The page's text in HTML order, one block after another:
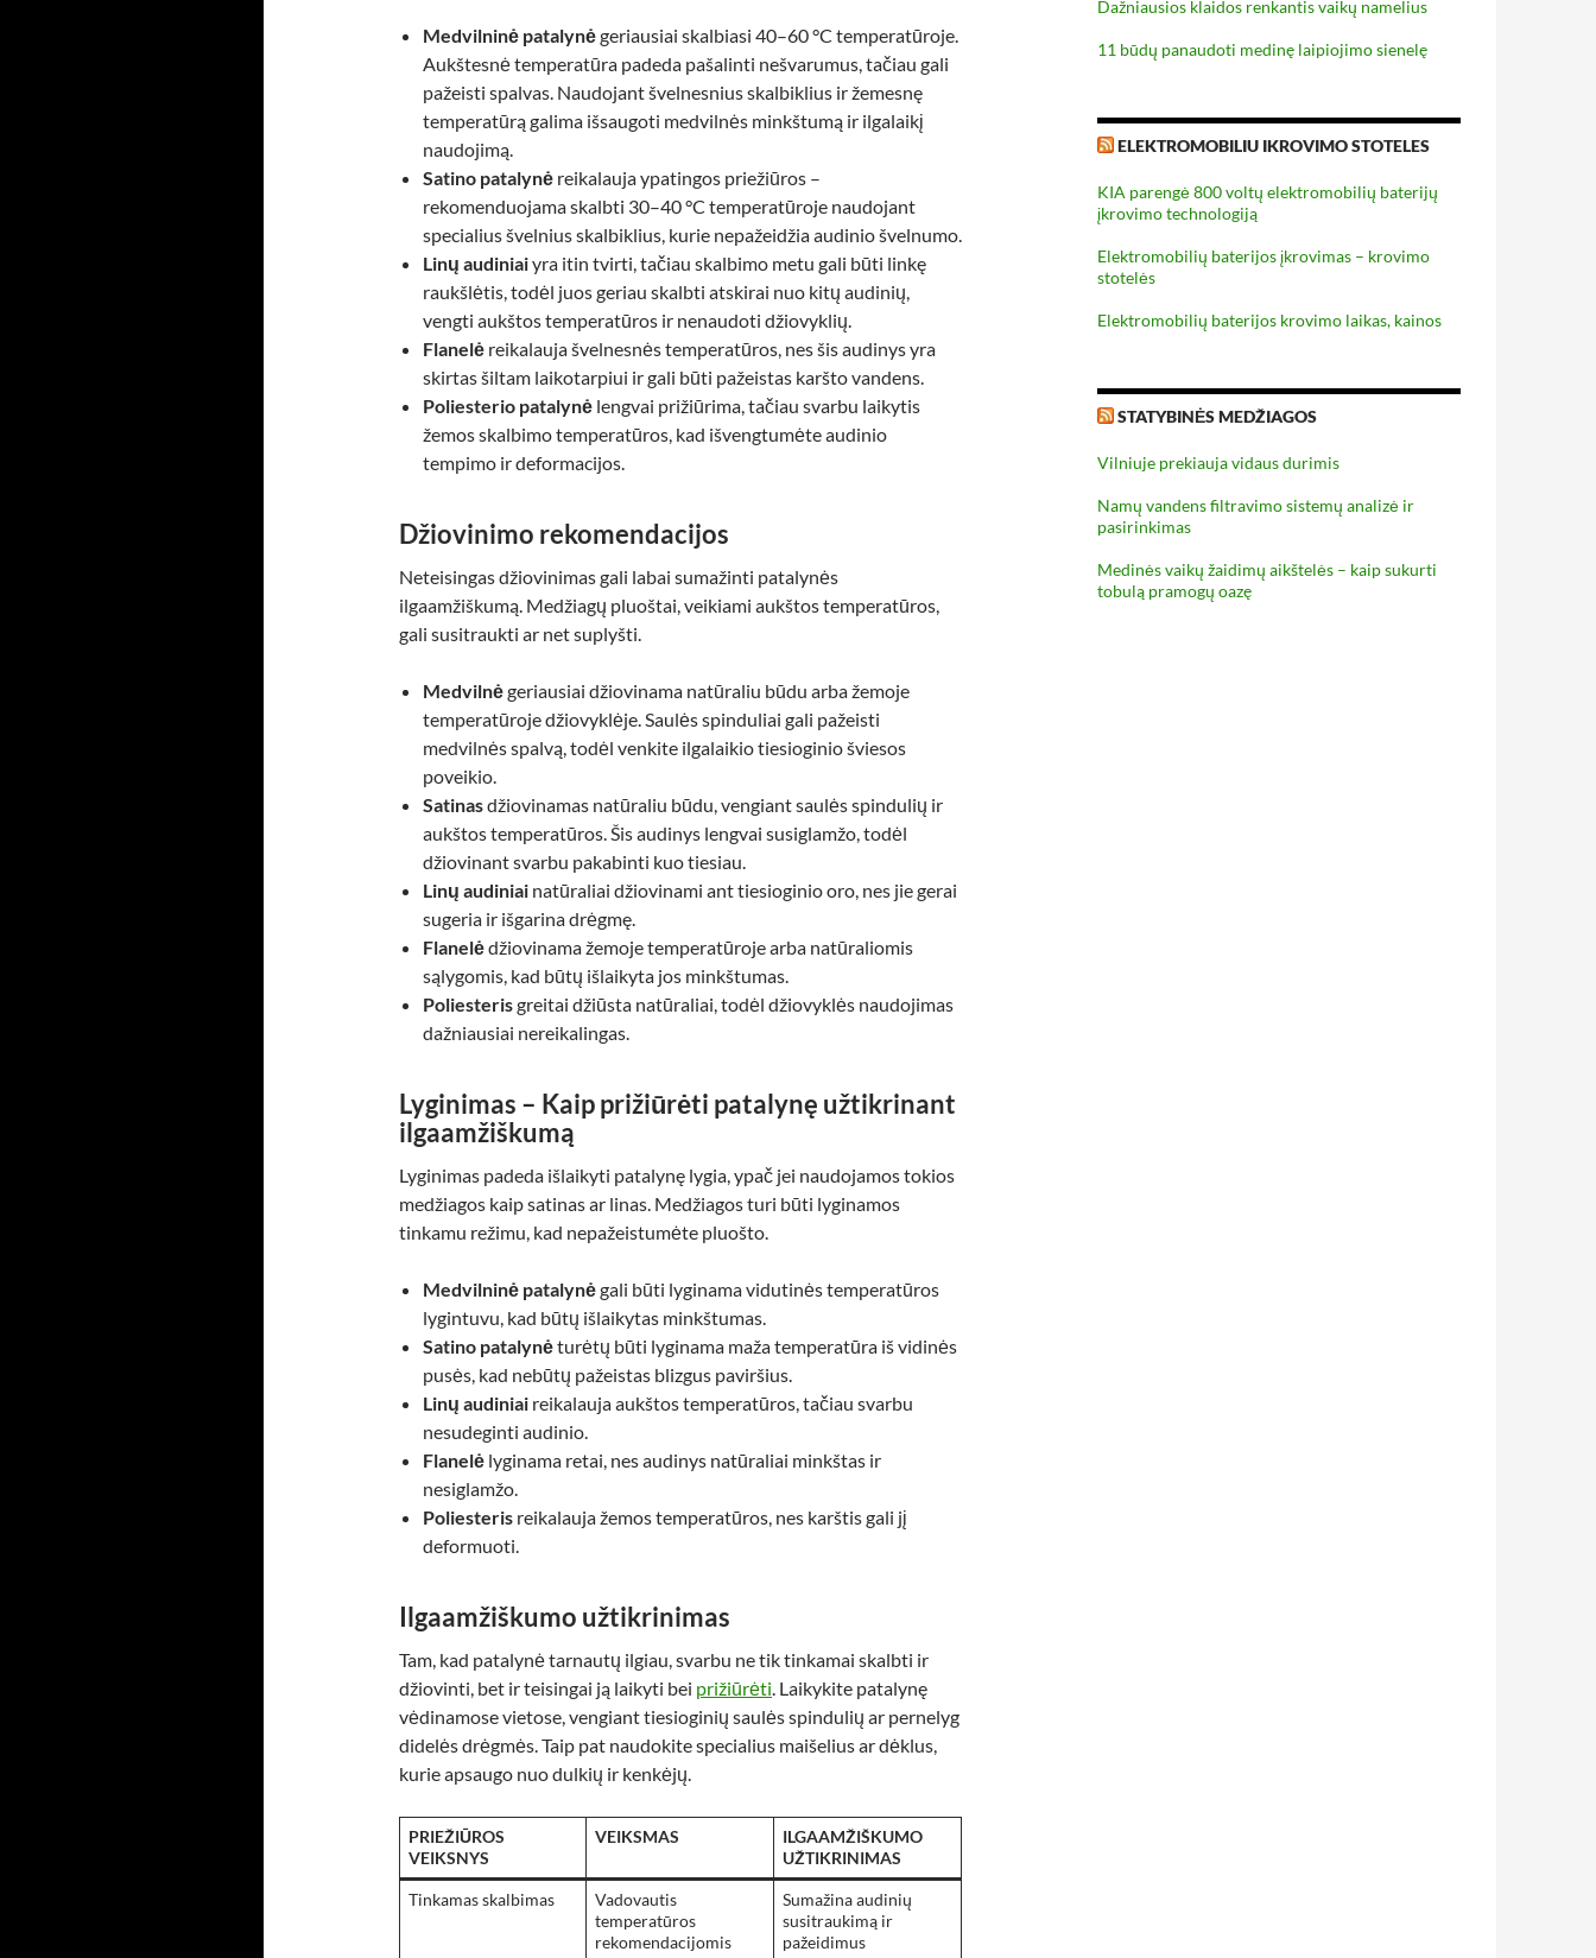
Medvilninė patalynėgeriausiai skalbiasi 40–60 °C temperatūroje.
Aukštesnė temperatūra padeda pašalinti nešvarumus, tačiau gali
pažeisti spalvas. Naudojant švelnesnius skalbiklius ir žemesnę
temperatūrą galima išsaugoti medvilnės minkštumą ir ilgalaikį
naudojimą.
Satino patalynė reikalauja ypatingos priežiūros –
rekomenduojama skalbti 30–40 °C temperatūroje naudojant
specialius švelnius skalbiklius, kurie nepažeidžia audinio švelnumo.
Linų audiniaiyra itin tvirti, tačiau skalbimo metu gali būti linkę
raukšlėtis, todėl juos geriau skalbti atskirai nuo kitų audinių,
vengti aukštos temperatūros ir nenaudoti džiovyklių.
Flanelė reikalauja švelnesnės temperatūros, nes šis audinys yra
skirtas šiltam laikotarpiui ir gali būti pažeistas karšto vandens.
Poliesterio patalynė lengvai prižiūrima, tačiau svarbu laikytis
žemos skalbimo temperatūros, kad išvengtumėte audinio
tempimo ir deformacijos.
Džiovinimo rekomendacijos
Neteisingas džiovinimas gali labai sumažinti patalynės
ilgaamžiškumą. Medžiagų pluoštai, veikiami aukštos temperatūros,
gali susitraukti ar net suplyšti.
Medvilnėgeriausiai džiovinama natūraliu būdu arba žemoje
temperatūroje džiovyklėje. Saulės spinduliai gali pažeisti
medvilnės spalvą, todėl venkite ilgalaikio tiesioginio šviesos
poveikio.
Satinasdžiovinamas natūraliu būdu, vengiant saulės spindulių ir
aukštos temperatūros. Šis audinys lengvai susiglamžo, todėl
džiovinant svarbu pakabinti kuo tiesiau.
Linų audiniai natūraliai džiovinami ant tiesioginio oro, nes jie gerai
sugeria ir išgarina drėgmę.
Flanelėdžiovinama žemoje temperatūroje arba natūraliomis
sąlygomis, kad būtų išlaikyta jos minkštumas.
Poliesterisgreitai džiūsta natūraliai, todėl džiovyklės naudojimas
dažniausiai nereikalingas.
Lyginimas – Kaip prižiūrėti patalynę užtikrinant
ilgaamžiškumą
Lyginimas padeda išlaikyti patalynę lygia, ypač jei naudojamos tokios
medžiagos kaip satinas ar linas. Medžiagos turi būti lyginamos
tinkamu režimu, kad nepažeistumėte pluošto.
Medvilninė patalynėgali būti lyginama vidutinės temperatūros
lygintuvu, kad būtų išlaikytas minkštumas.
Satino patalynėturėtų būti lyginama maža temperatūra iš vidinės
pusės, kad nebūtų pažeistas blizgus paviršius.
Linų audiniai reikalauja aukštos temperatūros, tačiau svarbu
nesudeginti audinio.
Flanelė lyginama retai, nes audinys natūraliai minkštas ir
nesiglamžo.
Poliesteris reikalauja žemos temperatūros, nes karštis gali jį
deformuoti.
Ilgaamžiškumo užtikrinimas
Tam, kad patalynė tarnautų ilgiau, svarbu ne tik tinkamai skalbti ir
džiovinti, bet ir teisingai ją laikyti bei prižiūrėti. Laikykite patalynę
vėdinamose vietose, vengiant tiesioginių saulės spindulių ar pernelyg
didelės drėgmės. Taip pat naudokite specialius maišelius ar dėklus,
kurie apsaugo nuo dulkių ir kenkėjų.
PRIEŽIŪROS
VEIKSNYS
VEIKSMAS
ILGAAMŽIŠKUMO
UŽTIKRINIMAS
Tinkamas skalbimas
Vadovautis
temperatūros
rekomendacijomis
Sumažina audinių
susitraukimą ir
pažeidimus
Dažniausios klaidos renkantis vaikų namelius
11 būdų panaudoti medinę laipiojimo sienelę
ELEKTROMOBILIU IKROVIMO STOTELES
KIA parengė 800 voltų elektromobilių baterijų
įkrovimo technologiją
Elektromobilių baterijos įkrovimas – krovimo
stotelės
Elektromobilių baterijos krovimo laikas, kainos
STATYBINĖS MEDŽIAGOS
Vilniuje prekiauja vidaus durimis
Namų vandens filtravimo sistemų analizė ir
pasirinkimas
Medinės vaikų žaidimų aikštelės – kaip sukurti
tobulą pramogų oazę